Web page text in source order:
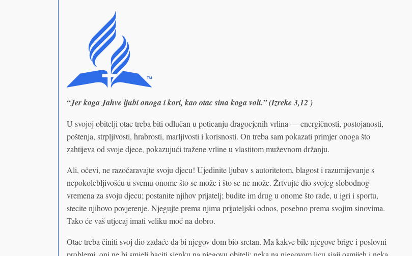
“Jer koga Jahve ljubi onoga i kori, kao otac sina koga voli.” (Izreke 3,12 )
U svojoj obitelji otac treba biti odlučan u poticanju dragocjenih vrlina — energičnosti, postojanosti,
poštenja, strpljivosti, hrabrosti, marljivosti i korisnosti. On treba sam pokazati primjer onoga što
zahtijeva od svoje djece, pokazujući tražene vrline u vlastitom muževnom držanju.
Ali, očevi, ne razočaravajte svoju djecu! Ujedinite ljubav s autoritetom, blagost i razumijevanje s
nepokolebljivošću u svemu onome što se može i što se ne može. Žrtvujte dio svojeg slobodnog
vremena za svoju djecu; postanite njihov prijatelj; budite im drug u onome što rade, u igri i sportu,
stecite njihovo povjerenje. Njegujte prema njima prijateljski odnos, posebno prema svojim sinovima.
Tako će vaš utjecaj imati veliku moć na dobro.
Otac treba činiti svoj dio zadaće da bi njegov dom bio sretan. Ma kakve bile njegove brige i poslovni